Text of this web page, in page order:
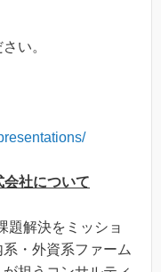
い。
社について
題解決をミッショ
・外資系ファーム